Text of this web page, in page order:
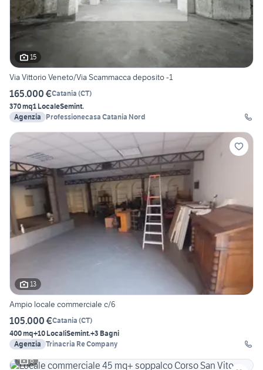
15
Via Vittorio Veneto/Via Scammacca deposito -1
165.000 €Catania (CT)
370 mq1 LocaleSemint.
Agenzia
Professionecasa Catania Nord
13
Ampio locale commerciale c/6
105.000 €Catania (CT)
400 mq+10 LocaliSemint.+3 Bagni
Agenzia Trinacria Re Company
6